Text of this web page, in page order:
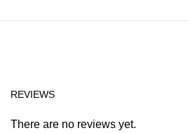
REVIEWS
There are no reviews yet.